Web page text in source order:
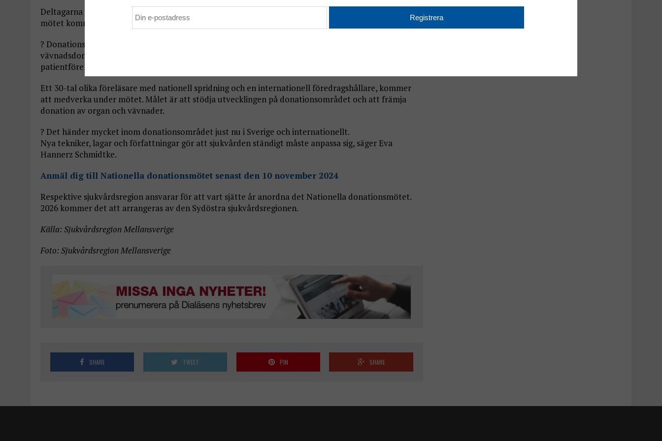
Deltagarna kommer ha möjlighet att välja ett organinriktat eller ett vävnadsinriktat program, och
mötet kommer att bjuda på både föreläsningar och workshops.
? Donationsmötet vänder sig till dig som i din profession har uppdraget att främja organ- och
vävnadsdonation från avlidna inom sjukvården samt till vävnadsråd, myndigheter och
patientföreningar, berättar Eva Hannerz Schmidtke.
Ett 30-tal olika föreläsare med nationell spridning och en internationell föredragshållare, kommer
att medverka under mötet. Målet är att stödja utvecklingen på donationsområdet och att främja
donation av organ och vävnader.
? Det händer mycket inom donationsområdet just nu i Sverige och internationellt.
Nya tekniker, lagar och författningar gör att sjukvården ständigt måste anpassa sig, säger Eva
Hannerz Schmidtke.
Anmäl dig till Nationella donationsmötet senast den 10 november 2024
Respektive sjukvårdsregion ansvarar för att vart sjätte år anordna det Nationella donationsmötet.
2026 kommer det att arrangeras av den Sydöstra sjukvårdsregionen.
Källa: Sjukvårdsregion Mellansverige
Foto: Sjukvårdsregion Mellansverige
SHARE TWEET PIN SHARE